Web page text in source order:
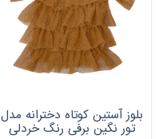
بلوز آستین کوتاه دخترانه مدل
تور نگین برفی رنگ خردلی